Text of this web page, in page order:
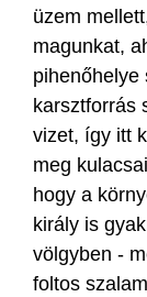
üzem
magunkat,
pihenőhelye
karsztforrás
vizet, így itt
meg
hogy a
király is
völgyben -
foltos